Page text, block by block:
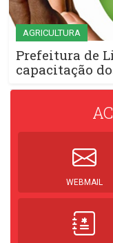
AGRICULTURA
Prefeitura de
capacitação
WEBMAIL